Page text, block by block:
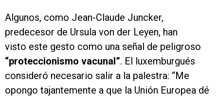
Algunos, como Jean-Claude Juncker,
predecesor de Ursula von der Leyen, han
visto este gesto como una señal de peligroso
“proteccionismo vacunal”. El luxemburgués
consideró necesario salir a la palestra: “Me
opongo tajantemente a que la Unión Europea dé